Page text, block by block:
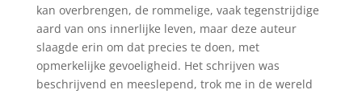
kan overbrengen, de rommelige, vaak tegenstrijdige
aard van ons innerlijke leven, maar deze auteur
slaagde erin om dat precies te doen, met
opmerkelijke gevoeligheid. Het schrijven was
beschrijvend en meeslepend, trok me in de wereld